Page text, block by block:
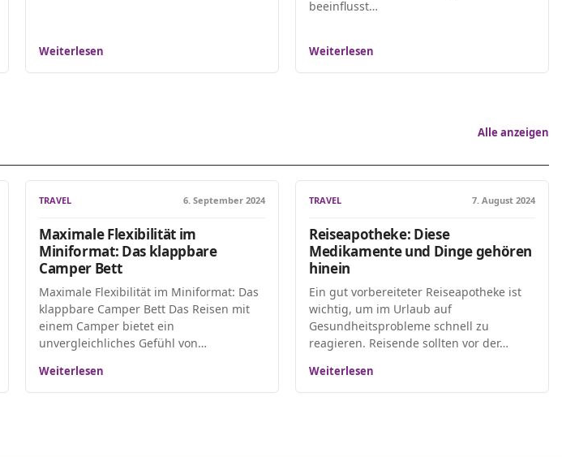
Weiterlesen
beeinflusst…
Weiterlesen
Alle anzeigen
TRAVEL 6. September 2024
Maximale Flexibilität im
Miniformat: Das klappbare
Camper Bett
Maximale Flexibilität im Miniformat: Das
klappbare Camper Bett Das Reisen mit
einem Camper bietet ein
unvergleichliches Gefühl von…
Weiterlesen
TRAVEL 7. August 2024
Reiseapotheke: Diese
Medikamente und Dinge gehören
hinein
Ein gut vorbereiteter Reiseapotheke ist
wichtig, um im Urlaub auf
Gesundheitsprobleme schnell zu
reagieren. Reisende sollten vor der…
Weiterlesen